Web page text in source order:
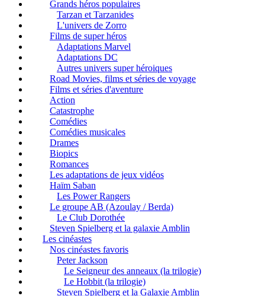
Grands héros populaires
Tarzan et Tarzanides
L'univers de Zorro
Films de super héros
Adaptations Marvel
Adaptations DC
Autres univers super héroiques
Road Movies, films et séries de voyage
Films et séries d'aventure
Action
Catastrophe
Comédies
Comédies musicales
Drames
Biopics
Romances
Les adaptations de jeux vidéos
Haïm Saban
Les Power Rangers
Le groupe AB (Azoulay / Berda)
Le Club Dorothée
Steven Spielberg et la galaxie Amblin
Les cinéastes
Nos cinéastes favoris
Peter Jackson
Le Seigneur des anneaux (la trilogie)
Le Hobbit (la trilogie)
Steven Spielberg et la Galaxie Amblin